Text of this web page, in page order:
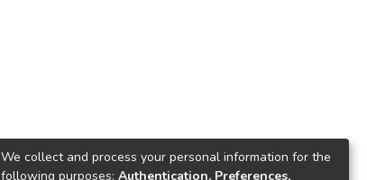
We collect and process your personal information for the
following purposes: Authentication, Preferences,